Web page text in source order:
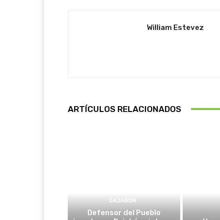
William Estevez
ARTÍCULOS RELACIONADOS
DAJABÓN
Defensor del Pueblo